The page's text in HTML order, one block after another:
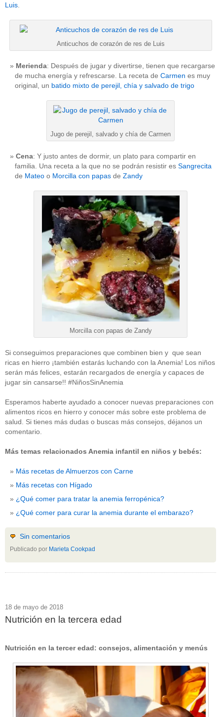
Luis.
Anticuchos de corazón de res de Luis
Merienda: Después de jugar y divertirse, tienen que recargarse
de mucha energía y refrescarse. La receta de Carmen es muy
original, un batido mixto de perejil, chía y salvado de trigo
Jugo de perejil, salvado y chía de Carmen
Cena: Y justo antes de dormir, un plato para compartir en
familia. Una receta a la que no se podrán resistir es Sangrecita
de Mateo o Morcilla con papas de Zandy
Morcilla con papas de Zandy
Si conseguimos preparaciones que combinen bien y que sean
ricas en hierro ¡también estarás luchando con la Anemia! Los niños
serán más felices, estarán recargados de energía y capaces de
jugar sin cansarse!! #NiñosSinAnemia
Esperamos haberte ayudado a conocer nuevas preparaciones con
alimentos ricos en hierro y conocer más sobre este problema de
salud. Si tienes más dudas o buscas más consejos, déjanos un
comentario.
Más temas relacionados Anemia infantil en niños y bebés:
Más recetas de Almuerzos con Carne
Más recetas con Hígado
¿Qué comer para tratar la anemia ferropénica?
¿Qué comer para curar la anemia durante el embarazo?
Sin comentarios
Publicado por Marieta Cookpad
18 de mayo de 2018
Nutrición en la tercera edad
Nutrición en la tercer edad: consejos, alimentación y menús